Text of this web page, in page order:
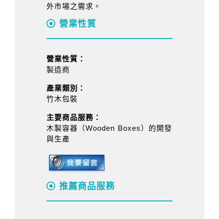
外市場之需求。
營業性質
營業性質：
製造商
產業類別：
竹木包裝
主要商品服務：
木製容器（Wooden Boxes）的開發
與生產
推薦商品服務